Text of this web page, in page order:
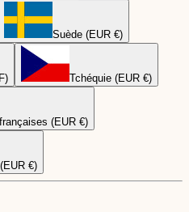
Suède (EUR €)
Tchéquie (EUR €)
(EUR €)
€)